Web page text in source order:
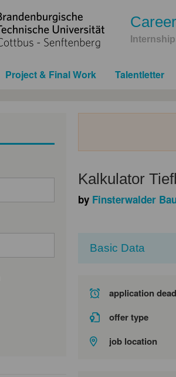
Project & Final Work Talentletter
Kalkulator
by Finsterwalder
Basic Data
application
offer type
job location